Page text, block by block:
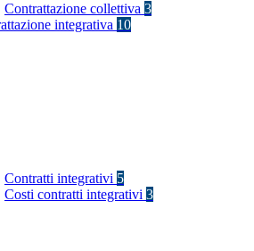
Contrattazione collettiva 3
integrativa 10
Contratti integrativi 5
Costi contratti integrativi 3